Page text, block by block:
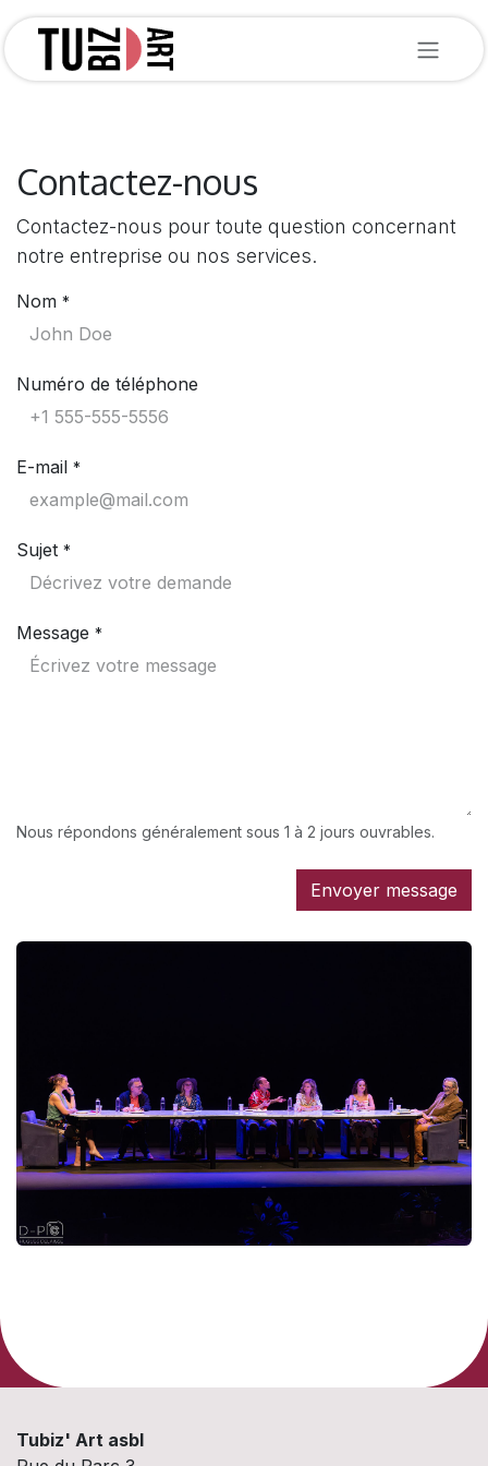
Se rendre au contenu
Contactez-nous
Contactez-nous pour toute question concernant
notre entreprise ou nos services.
Nom *
Numéro de téléphone
E-mail *
Sujet *
Message *
Nous répondons généralement sous 1 à 2 jours ouvrables.
Envoyer message
Tubiz' Art asbl